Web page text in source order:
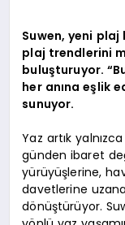
Suwen, yeni plaj
plaj trendlerini
buluşturuyor.
her anına eşlik
sunuyor.
Yaz artık
günden ibaret
yürüyüşlerine,
davetlerine
dönüştürüyor.